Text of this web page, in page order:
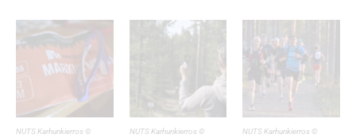
NUTS Karhunkierros © NUTS Karhunkierros © NUTS Karhunkierros ©